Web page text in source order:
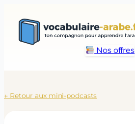
Nos offres
← Retour aux mini-podcasts